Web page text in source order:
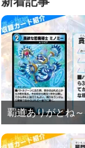
覇道ありがとね～